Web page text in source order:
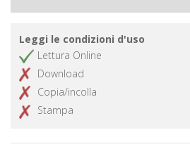
Leggi le condizioni d'uso
Lettura Online
Download
Copia/incolla
Stampa